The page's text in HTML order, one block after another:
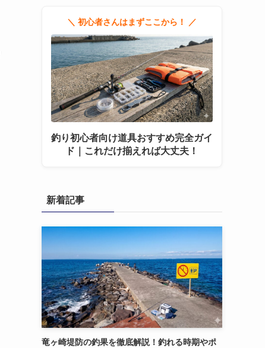
＼ 初心者さんはまずここから！ ／
釣り初心者向け道具おすすめ完全ガイ
ド｜これだけ揃えれば大丈夫！
新着記事
竜ヶ崎堤防の釣果を徹底解説！釣れる時期やポ